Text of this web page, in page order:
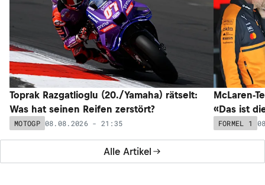
Alle Artikel
Toprak Razgatlioglu (20./Yamaha) rätselt:
Was hat seinen Reifen zerstört?
MOTOGP 08.08.2026 - 21:35
McLaren-
«Das ist
FORMEL 1